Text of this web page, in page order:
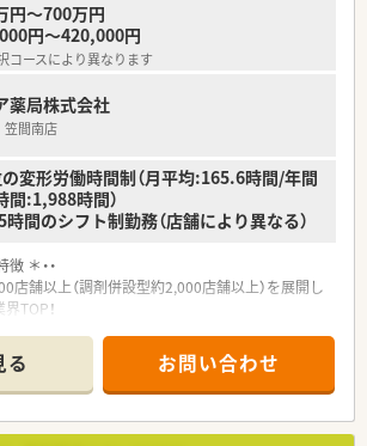
円～700万円
円～420,000円
コースにより異なります
薬局株式会社
間南店
変形労働時間制（月平均:165.6時間/年間
間:1,988時間）
間のシフト制勤務（店舗により異なる）
徴 ＊・・
店舗以上（調剤併設型約2,000店舗以上）を展開し
TOP！
給与も可能！
ースによりますが、経験の少ない方でも500万前
界TOP水準！
合わせ、豊富な社内研修や外部組織と連携した研
ています
る お問い合わせ